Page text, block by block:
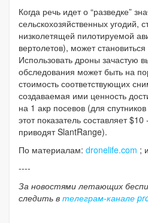
Когда речь идет о “разведке”
сельскохозяйственных угодий,
низколетящей пилотируемой
вертолетов), может
Использовать дроны зачастую
обследования может быть на
стоимость соответствующих
создаваемая ими ценность
на 1 акр посевов (для
этот показатель составляет
приводят SlantRange).
По материалам: dronelife.com ;
----
За новостями летающих
следить в телеграм-канале